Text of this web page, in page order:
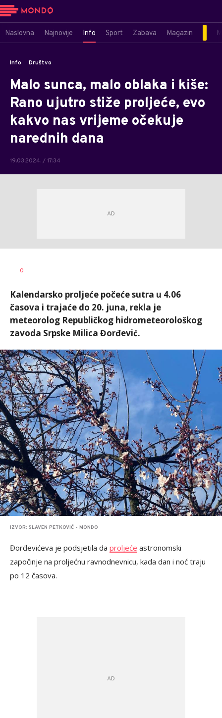
Naslovna Najnovije Info Sport Zabava Magazin
Info Društvo
Malo sunca, malo oblaka i kiše:
Rano ujutro stiže proljeće, evo
kakvo nas vrijeme očekuje
narednih dana
19.03.2024. / 17:34
AUTOR
0
Kalendarsko proljeće počeće sutra u 4.06
časova i trajaće do 20. juna, rekla je
meteorolog Republičkog hidrometeorološkog
zavoda Srpske Milica Đorđević.
IZVOR: SLAVEN PETKOVIĆ - MONDO
Đorđevićeva je podsjetila da proljeće astronomski
započinje na proljećnu ravnodnevnicu, kada dan i noć traju
po 12 časova.